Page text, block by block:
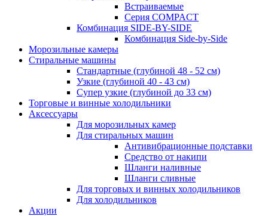
Встраиваемые
Серия СOMPACT
Комбинация SIDE-BY-SIDE
Комбинация Side-by-Side
Морозильные камеры
Стиральные машины
Стандартные (глубиной 48 - 52 см)
Узкие (глубиной 40 - 43 см)
Супер узкие (глубиной до 33 см)
Торговые и винные холодильники
Аксессуары
Для морозильных камер
Для стиральных машин
Антивибрационные подставки
Средство от накипи
Шланги наливные
Шланги сливные
Для торговых и винных холодильников
Для холодильников
Акции